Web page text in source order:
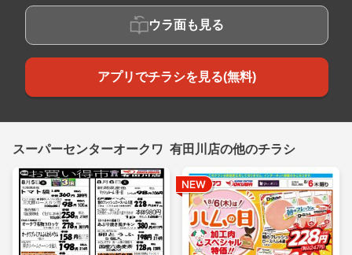
ウラ面も見る
アプリでチラシを見る(無料)
スーパーセンターオークワ 有田川店の他のチラシ